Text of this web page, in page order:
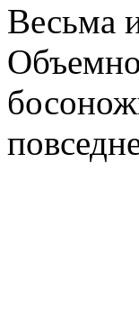
Весьма